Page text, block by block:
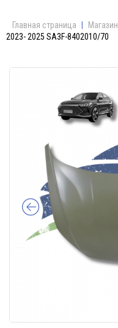
Главная страница Магазин
2023- 2025 SA3F-8402010/70